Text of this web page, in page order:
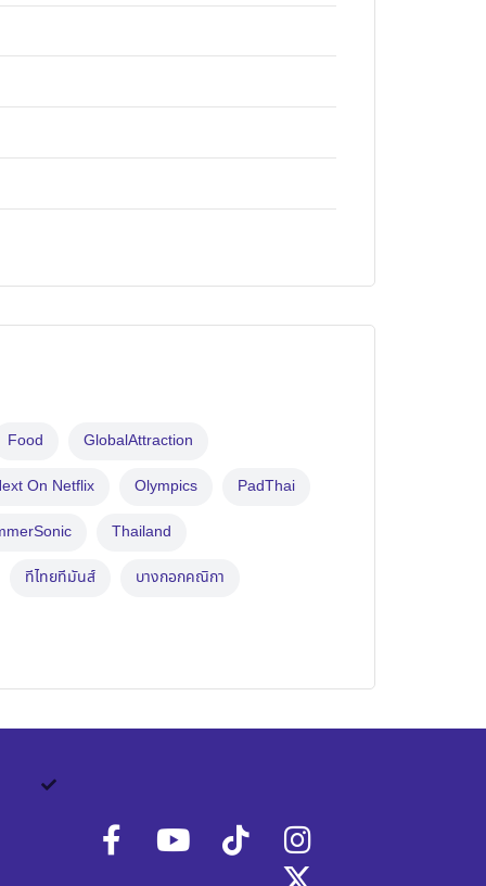
Food GlobalAttraction
On Netflix Olympics PadThai
Thailand
ทีไทยทีมันส์ บางกอกคณิกา